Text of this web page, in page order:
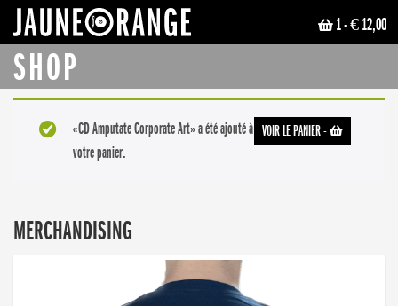
1- € 12,00
SHOP
VOIR LE PANIER-
«CD Amputate Corporate Art» a été ajouté à
votre panier.
MERCHANDISING